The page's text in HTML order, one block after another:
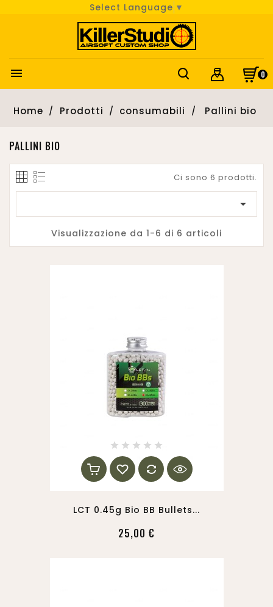
Select Language ▼
 0
Home Prodotti consumabili Pallini bio
PALLINI BIO
Ci sono 6 prodotti.

Visualizzazione da 1-6 di 6 articoli
LCT 0.45g Bio BB Bullets...
25,00 €